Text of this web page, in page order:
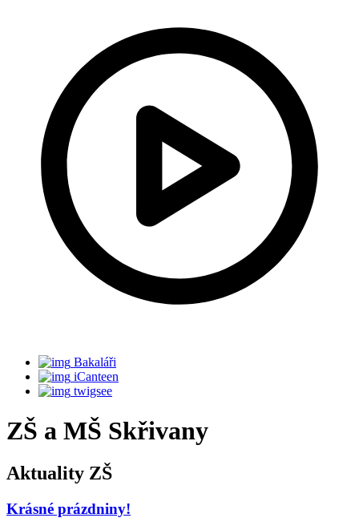
Bakaláři
iCanteen
twigsee
ZŠ a MŠ Skřivany
Aktuality ZŠ
Krásné prázdniny!